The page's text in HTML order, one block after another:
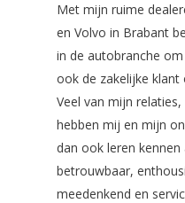
Met mijn ruime
en Volvo in Brabant
in de autobranche
ook de zakelijke
Veel van mijn
hebben mij en mijn
dan ook leren
betrouwbaar,
meedenkend en